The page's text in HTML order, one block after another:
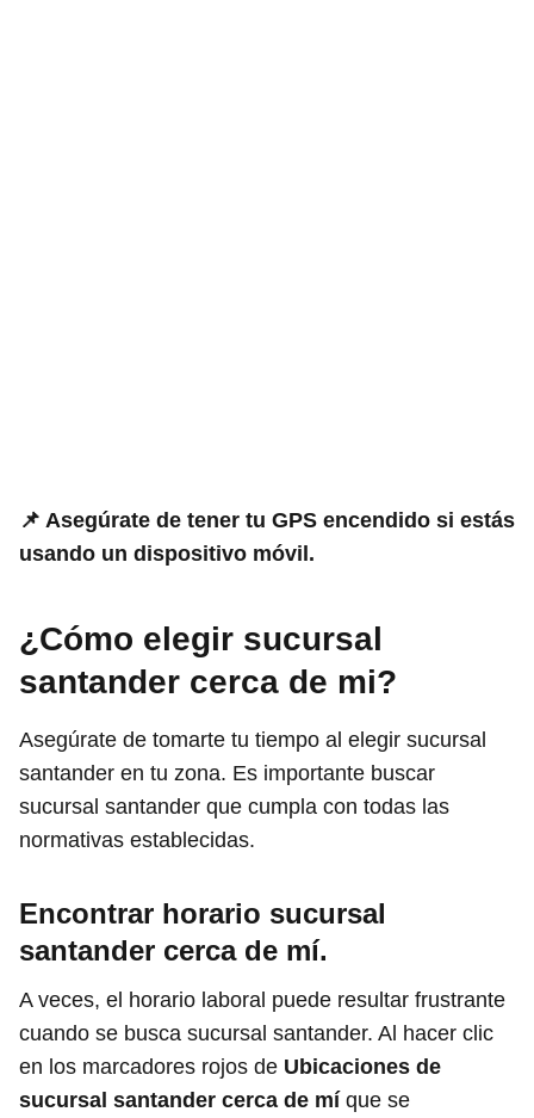
📌 Asegúrate de tener tu GPS encendido si estás
usando un dispositivo móvil.
¿Cómo elegir sucursal
santander cerca de mi?
Asegúrate de tomarte tu tiempo al elegir sucursal
santander en tu zona. Es importante buscar
sucursal santander que cumpla con todas las
normativas establecidas.
Encontrar horario sucursal
santander cerca de mí.
A veces, el horario laboral puede resultar frustrante
cuando se busca sucursal santander. Al hacer clic
en los marcadores rojos de Ubicaciones de
sucursal santander cerca de mí que se